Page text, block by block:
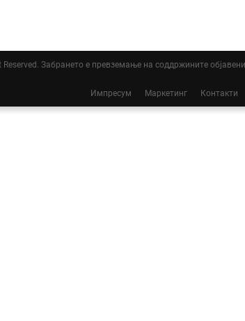
Забрането е превземање на соддржините
Импресум Маркетинг Контакти